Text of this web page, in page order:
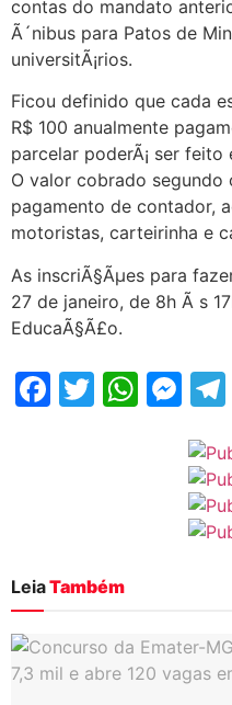
contas do mandato
Ã´nibus para Patos de
universitÃ¡rios.
Ficou definido que cada
R$ 100 anualmente
parcelar poderÃ¡ ser
O valor cobrado
pagamento de contador,
motoristas, carteirinha e
As inscriÃ§Ãµes para
27 de janeiro, de 8h Ã s
EducaÃ§Ã£o.
Facebook
Twitter
LeiaTambém